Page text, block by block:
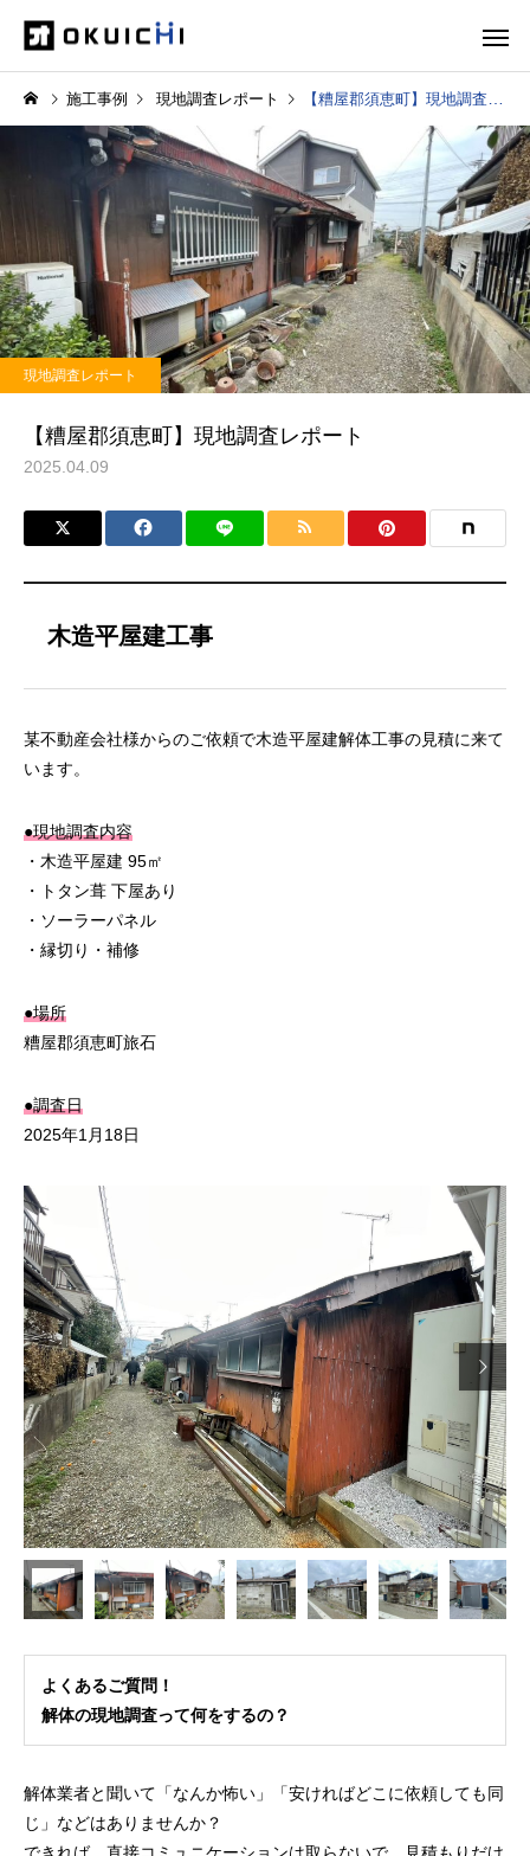
施工事例 現地調査レポート 【糟屋郡須恵町】現地調査レポート
現地調査レポート
【糟屋郡須恵町】現地調査レポート
2025.04.09
木造平屋建工事
某不動産会社様からのご依頼で木造平屋建解体工事の見積に来て
います。
●現地調査内容
・木造平屋建 95㎡
・トタン葺 下屋あり
・ソーラーパネル
・縁切り・補修
●場所
糟屋郡須恵町旅石
●調査日
2025年1月18日

よくあるご質問！
解体の現地調査って何をするの？
解体業者と聞いて「なんか怖い」「安ければどこに依頼しても同
じ」などはありませんか？